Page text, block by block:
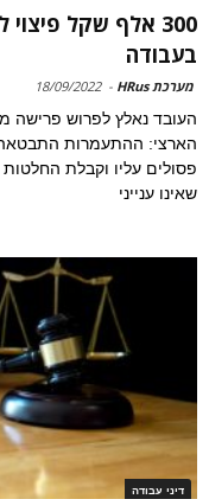
300 אלף שקל
בעבודה
מערכת HRus -
18/09/2022
העובד נאלץ לפרוש פרישה
הארצי: ההתעמרות
פסולים עליו וקבלת החלטות
שאינו ענייני
דיני עבודה